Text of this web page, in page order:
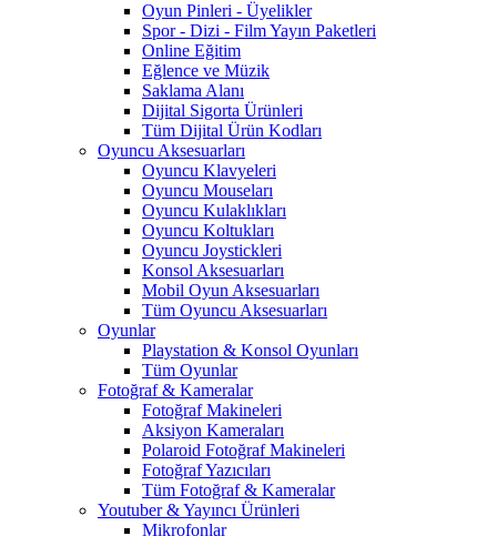
Oyun Pinleri - Üyelikler
Spor - Dizi - Film Yayın Paketleri
Online Eğitim
Eğlence ve Müzik
Saklama Alanı
Dijital Sigorta Ürünleri
Tüm Dijital Ürün Kodları
Oyuncu Aksesuarları
Oyuncu Klavyeleri
Oyuncu Mouseları
Oyuncu Kulaklıkları
Oyuncu Koltukları
Oyuncu Joystickleri
Konsol Aksesuarları
Mobil Oyun Aksesuarları
Tüm Oyuncu Aksesuarları
Oyunlar
Playstation & Konsol Oyunları
Tüm Oyunlar
Fotoğraf & Kameralar
Fotoğraf Makineleri
Aksiyon Kameraları
Polaroid Fotoğraf Makineleri
Fotoğraf Yazıcıları
Tüm Fotoğraf & Kameralar
Youtuber & Yayıncı Ürünleri
Mikrofonlar